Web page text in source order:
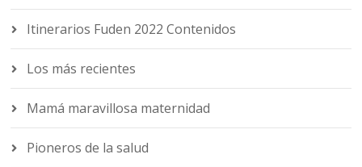
Itinerarios Fuden 2022 Contenidos
Los más recientes
Mamá maravillosa maternidad
Pioneros de la salud